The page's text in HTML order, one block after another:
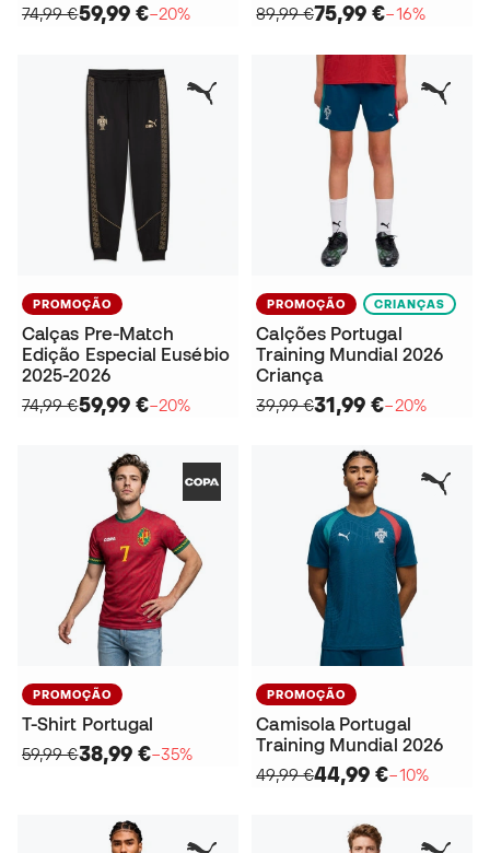
74,99 €59,99 €−20%
89,99 €75,99 €−16%
PROMOÇÃO
Calças Pre-Match
Edição Especial Eusébio
2025-2026
74,99 €59,99 €−20%
PROMOÇÃO CRIANÇAS
Calções Portugal
Training Mundial 2026
Criança
39,99 €31,99 €−20%
PROMOÇÃO
T-Shirt Portugal
59,99 €38,99 €−35%
PROMOÇÃO
Camisola Portugal
Training Mundial 2026
49,99 €44,99 €−10%